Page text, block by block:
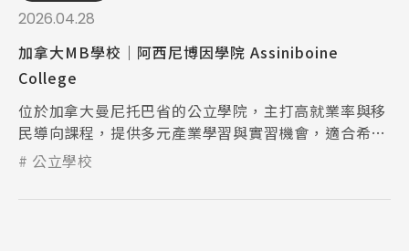
2026.04.28
加拿大MB學校│阿西尼博因學院 Assiniboine
College
位於加拿大曼尼托巴省的公立學院，主打高就業率與移
民導向課程，提供多元產業學習與實習機會，適合希望
留學轉職與規劃移民的國際學生。
公立學校